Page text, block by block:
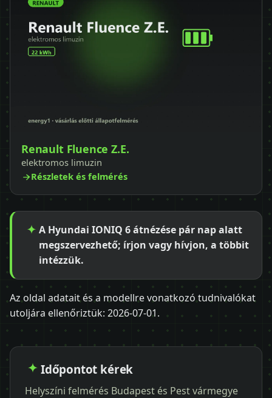
Renault Fluence Z.E.
elektromos limuzin
Részletek és felmérés
A Hyundai IONIQ 6 átnézése pár nap alatt
megszervezhető; írjon vagy hívjon, a többit
intézzük.
Az oldal adatait és a modellre vonatkozó tudnivalókat
utoljára ellenőriztük: 2026-07-01.
Időpontot kérek
Helyszíni felmérés Budapest és Pest vármegye